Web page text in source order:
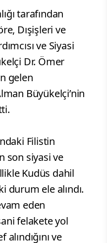
tarafından
Dışişleri ve
ve Siyasi
Dr. Ömer
gelen
Büyükelçi’nin
Filistin
son siyasi ve
Kudüs dahil
durum ele alındı.
eden
felakete yol
alındığını ve